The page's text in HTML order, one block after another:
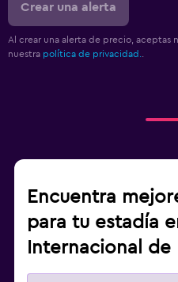
Crear una alerta
Al crear una alerta de precio, aceptas
nuestra política de privacidad..
Encuentra
para tu estadía
Internacional de